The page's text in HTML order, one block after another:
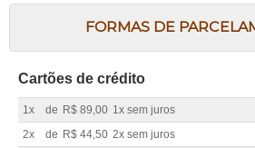
FORMAS DE
Cartões de crédito
1x de R$ 89,00 1x sem juros
2x
de R$ 44,50 2x sem juros